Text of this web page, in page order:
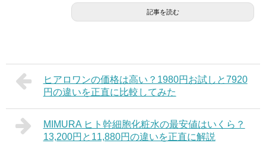
記事を読む
ヒアロワンの価格は高い？1980円お試しと7920
円の違いを正直に比較してみた
MIMURA ヒト幹細胞化粧水の最安値はいくら？
13,200円と11,880円の違いを正直に解説